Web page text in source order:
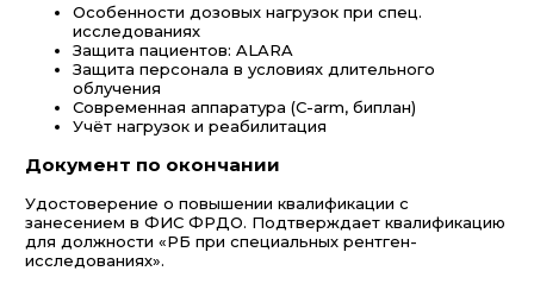
Особенности дозовых нагрузок при спец.
исследованиях
Защита пациентов: ALARA
Защита персонала в условиях длительного
облучения
Современная аппаратура (C-arm, биплан)
Учёт нагрузок и реабилитация
Документ по окончании
Удостоверение о повышении квалификации с
занесением в ФИС ФРДО. Подтверждает квалификацию
для должности «РБ при специальных рентген-
исследованиях».